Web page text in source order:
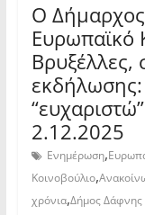
Ο Δήμαρχος
Ευρωπαϊκό
Βρυξέλλες,
2.12.2025
Ενημέρωση,
Κοινοβούλιο,
χρόνια,Δήμος Δάφνης